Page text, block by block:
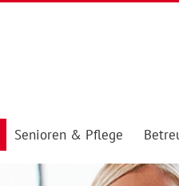
Senioren & Pflege